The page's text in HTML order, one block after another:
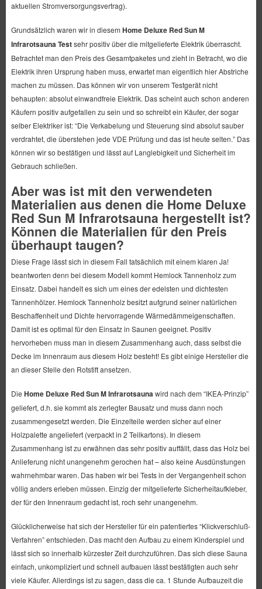
aktuellen Stromversorgungsvertrag).
Grundsätzlich waren wir in diesem Home Deluxe Red Sun M
Infrarotsauna Testsehr positiv über die mitgelieferte Elektrik überrascht.
Betrachtet man den Preis des Gesamtpaketes und zieht in Betracht, wo die
Elektrik ihren Ursprung haben muss, erwartet man eigentlich hier Abstriche
machen zu müssen. Das können wir von unserem Testgerät nicht
behaupten: absolut einwandfreie Elektrik. Das scheint auch schon anderen
Käufern positiv aufgefallen zu sein und so schreibt ein Käufer, der sogar
selber Elektriker ist: “Die Verkabelung und Steuerung sind absolut sauber
verdrahtet, die überstehen jede VDE Prüfung und das ist heute selten.” Das
können wir so bestätigen und lässt auf Langlebigkeit und Sicherheit im
Gebrauch schließen.
Aber was ist mit den verwendeten
Materialien aus denen die Home Deluxe
Red Sun M Infrarotsauna hergestellt ist?
Können die Materialien für den Preis
überhaupt taugen?
Diese Frage lässt sich in diesem Fall tatsächlich mit einem klaren Ja!
beantworten denn bei diesem Modell kommt Hemlock Tannenholz zum
Einsatz. Dabei handelt es sich um eines der edelsten und dichtesten
Tannenhölzer. Hemlock Tannenholz besitzt aufgrund seiner natürlichen
Beschaffenheit und Dichte hervorragende Wärmedämmeigenschaften.
Damit ist es optimal für den Einsatz in Saunen geeignet. Positiv
hervorheben muss man in diesem Zusammenhang auch, dass selbst die
Decke im Innenraum aus diesem Holz besteht! Es gibt einige Hersteller die
an dieser Stelle den Rotstift ansetzen.
Die Home Deluxe Red Sun M Infrarotsauna wird nach dem “IKEA-Prinzip”
geliefert, d.h. sie kommt als zerlegter Bausatz und muss dann noch
zusammengesetzt werden. Die Einzelteile werden sicher auf einer
Holzpalette angeliefert (verpackt in 2 Teilkartons). In diesem
Zusammenhang ist zu erwähnen das sehr positiv auffällt, dass das Holz bei
Anlieferung nicht unangenehm gerochen hat – also keine Ausdünstungen
wahrnehmbar waren. Das haben wir bei Tests in der Vergangenheit schon
völlig anders erleben müssen. Einzig der mitgelieferte Sicherheitaufkleber,
der für den Innenraum gedacht ist, roch sehr unangenehm.
Glücklicherweise hat sich der Hersteller für ein patentiertes “Klickverschluß-
Verfahren” entschieden. Das macht den Aufbau zu einem Kinderspiel und
lässt sich so innerhalb kürzester Zeit durchzuführen. Das sich diese Sauna
einfach, unkompliziert und schnell aufbauen lässt bestätigten auch sehr
viele Käufer. Allerdings ist zu sagen, dass die ca. 1 Stunde Aufbauzeit die